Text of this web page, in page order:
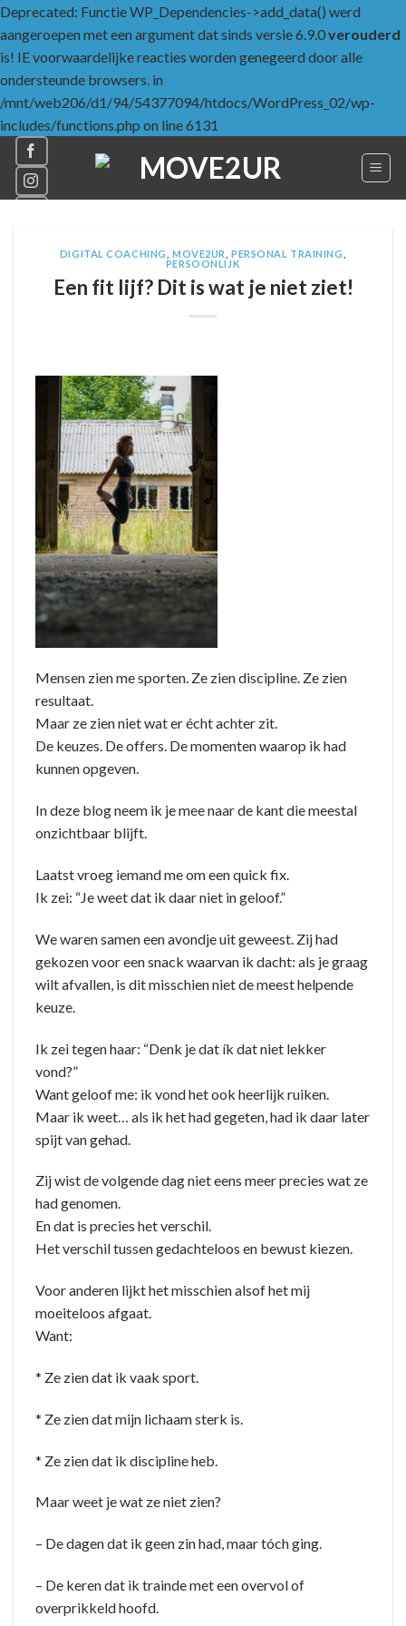
Deprecated: Functie WP_Dependencies->add_data() werd
aangeroepen met een argument dat sinds versie 6.9.0verouderd
is! IE voorwaardelijke reacties worden genegeerd door alle
ondersteunde browsers. in
/mnt/web206/d1/94/54377094/htdocs/WordPress_02/wp-
includes/functions.php on line 6131
content
DIGITAL COACHING MOVE2UR ,PERSONAL TRAINING
PERSOONLIJK
Een fit lijf? Dit is wat je niet ziet!
Mensen zien me sporten. Ze zien discipline. Ze zien
resultaat.
Maar ze zien niet wat er écht achter zit.
De keuzes. De offers. De momenten waarop ik had
kunnen opgeven.
In deze blog neem ik je mee naar de kant die meestal
onzichtbaar blijft.
Laatst vroeg iemand me om een quick fix.
Ik zei: “Je weet dat ik daar niet in geloof.”
We waren samen een avondje uit geweest. Zij had
gekozen voor een snack waarvan ik dacht: als je graag
wilt afvallen, is dit misschien niet de meest helpende
keuze.
Ik zei tegen haar: “Denk je dat ík dat niet lekker
vond?”
Want geloof me: ik vond het ook heerlijk ruiken.
Maar ik weet… als ik het had gegeten, had ik daar later
spijt van gehad.
Zij wist de volgende dag niet eens meer precies wat ze
had genomen.
En dat is precies het verschil.
Het verschil tussen gedachteloos en bewust kiezen.
Voor anderen lijkt het misschien alsof het mij
moeiteloos afgaat.
Want:
* Ze zien dat ik vaak sport.
* Ze zien dat mijn lichaam sterk is.
* Ze zien dat ik discipline heb.
Maar weet je wat ze niet zien?
– De dagen dat ik geen zin had, maar tóch ging.
– De keren dat ik trainde met een overvol of
overprikkeld hoofd.